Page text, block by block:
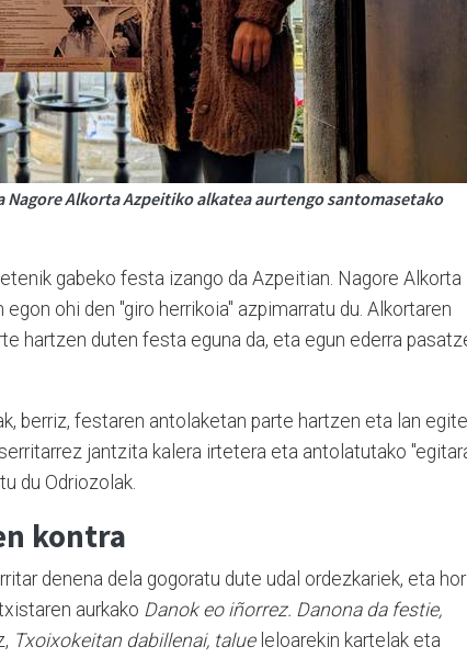
Alkorta Azpeitiko alkatea aurtengo santomasetako
gabeko festa izango da Azpeitian. Nagore Alkorta
ohi den "giro herrikoia" azpimarratu du. Alkortaren
hartzen duten festa eguna da, eta egun ederra
berriz, festaren antolaketan parte hartzen eta lan
jantzita kalera irtetera eta antolatutako
du Odriozolak.
kontra
denena dela gogoratu dute udal ordezkariek, eta
aurkako Danok eo iñorrez. Danona da festie,
Txoixokeitan dabillenai, talueleloarekin kartelak eta